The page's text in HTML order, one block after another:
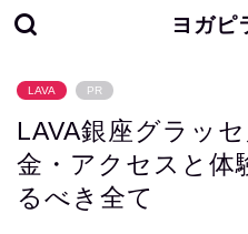
ヨガピ
LAVA PR
LAVA銀座グラッ
金・アクセスと体
るべき全て